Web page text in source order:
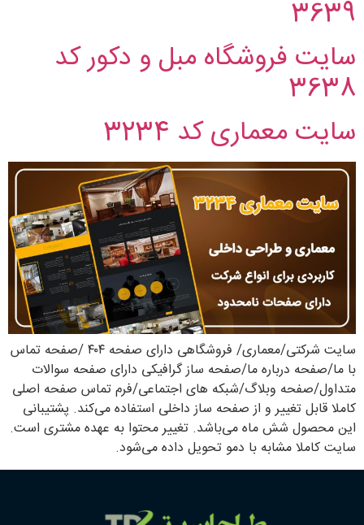
3639
سایت فروشگاه مبل و دکور کد
3638
سایت معماری کد 3234
سایت شرکتی/معماری/ فروشگاهی دارای صفحه ۴۰۴ /صفحه تماس
با ما/صفحه درباره ما/صفحه ساز گرافیکی دارای صفحه سوالات
متداول/صفحه وبلاگ/شبکه های اجتماعی/فرم تماس صفحه اصلی
کاملا قابل تغییر و از صفحه ساز داخلی استفاده می‌کند. پشتیبانی
این محصول شش ماه می‌باشد. تغییر محتوا به عهده مشتری است.
سایت کاملا مشابه با دمو تحویل داده می‌شود.